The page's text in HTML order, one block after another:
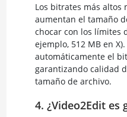
Los bitrates más altos
aumentan el tamaño
chocar con los límites
ejemplo, 512 MB en
automáticamente el
garantizando calidad
tamaño de archivo.
4. ¿Video2Edit es